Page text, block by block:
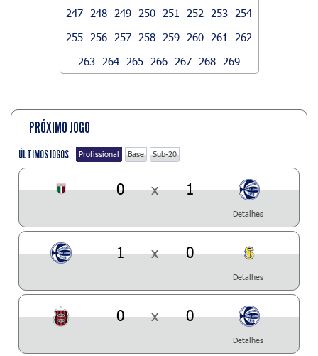
247
248 249 250 251 252 253
254
255
256 257 258 259 260 261
262
263
264 265 266 267 268 269
PRÓXIMO JOGO
ÚLTIMOS JOGOS Profissional Base Sub-20
0 x 1
Detalhes
1 x 0
Detalhes
0 x 0
Detalhes